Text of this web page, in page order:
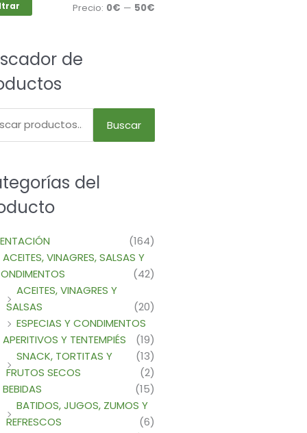
Precio: 0€ — 50€
de
Buscar
del
(164)
ACEITES, VINAGRES, SALSAS Y
(42)
ACEITES, VINAGRES Y
SALSAS
(20)
ESPECIAS Y CONDIMENTOS
(19)
APERITIVOS Y TENTEMPIÉS
(13)
SNACK, TORTITAS Y
FRUTOS SECOS
(2)
BEBIDAS
(15)
BATIDOS, JUGOS, ZUMOS Y
REFRESCOS
(6)